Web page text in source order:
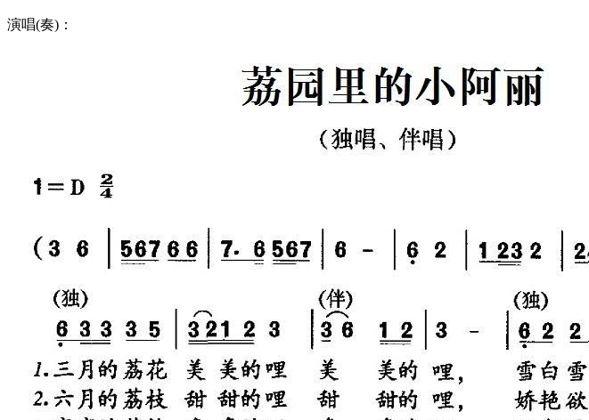
演唱(奏)：